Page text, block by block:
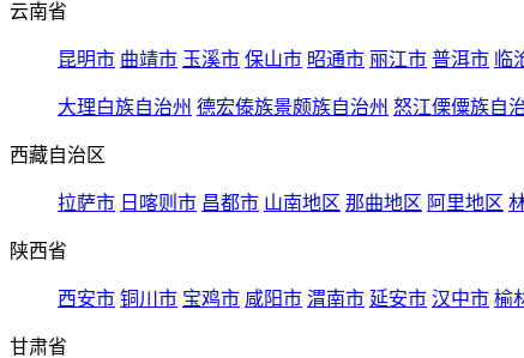
云南省
昆明市 曲靖市 玉溪市 保山市 昭通市 丽江市 普洱市 临
大理白族自治州 德宏傣族景颇族自治州 怒江傈僳族自
西藏自治区
拉萨市 日喀则市 昌都市 山南地区 那曲地区 阿里地区
陕西省
西安市 铜川市 宝鸡市 咸阳市 渭南市 延安市 汉中市 榆
甘肃省